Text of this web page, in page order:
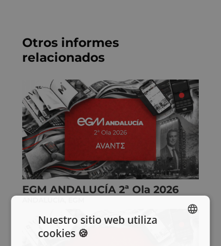
Otros informes
relacionados
EGM ANDALUCÍA 2ª Ola 2026
Nuestro sitio web utiliza
cookies 🍪